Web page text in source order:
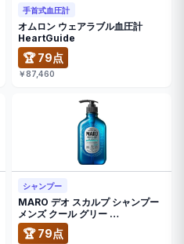
手首式血圧計
オムロン ウェアラブル血圧計
HeartGuide
🏆 79点
￥87,460
シャンプー
MARO デオ スカルプ シャンプー
メンズ クール グリー …
🏆 79点